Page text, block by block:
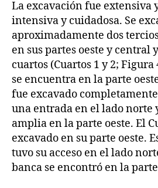
La excavación fue extensiva
intensiva y cuidadosa. Se
aproximadamente dos
en sus partes oeste y central
cuartos (Cuartos 1 y 2; Figura
se encuentra en la parte
fue excavado
una entrada en el lado norte
amplia en la parte oeste. El
excavado en su parte oeste.
tuvo su acceso en el lado
banca se encontró en la